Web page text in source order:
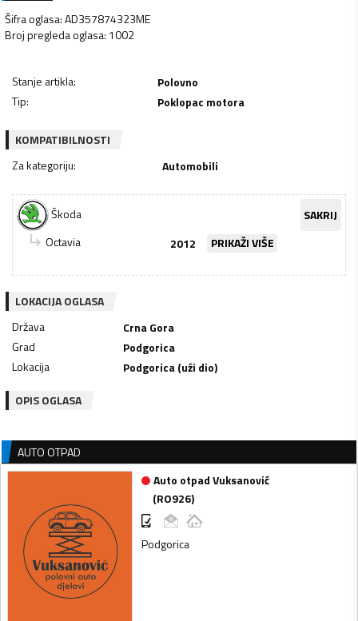
Šifra oglasa:AD357874323ME
Broj pregleda oglasa: 1002
Stanje artikla:
Polovno
Tip: Poklopac motora
KOMPATIBILNOSTI
Za kategoriju: Automobili
Škoda
SAKRIJ
Octavia
2012 PRIKAŽI VIŠE
LOKACIJA OGLASA
Država
Crna Gora
Grad
Podgorica
Lokacija
Podgorica (uži dio)
OPIS OGLASA
AUTO OTPAD
Auto otpad Vuksanović
(RO926)
Podgorica